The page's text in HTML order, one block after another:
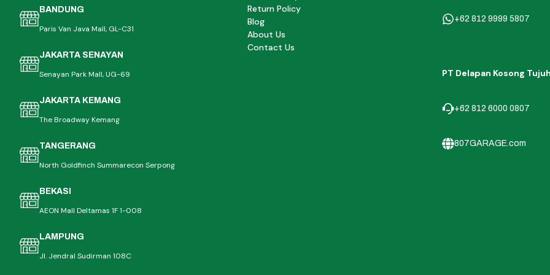
BANDUNG
Paris Van Java Mall, GL-C31
JAKARTA SENAYAN
Senayan Park Mall, UG-69
JAKARTA KEMANG
The Broadway Kemang
TANGERANG
North Goldfinch Summarecon Serpong
BEKASI
AEON Mall Deltamas 1F 1-008
LAMPUNG
Jl. Jendral Sudirman 108C
Return Policy
Blog
About Us
Contact Us
+62 812 9999 5807
PT Delapan Kosong
+62 812 6000 0807
807GARAGE.com